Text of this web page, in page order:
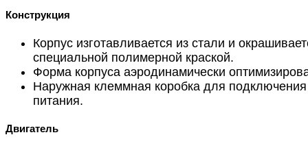
Конструкция
Корпус изготавливается из стали и
специальной полимерной краской.
Форма корпуса аэродинамически
Наружная клеммная коробка для подключения
питания.
Двигатель